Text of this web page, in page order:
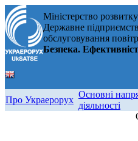
Міністерство
Державне
обслуговування
Безпека.
Про Украерорух
Основні
діяльності